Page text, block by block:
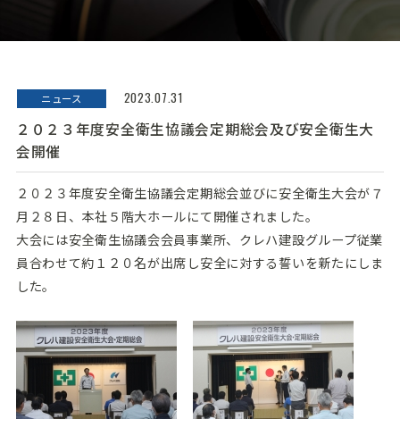
ニュース 2023.07.31
２０２３年度安全衛生協議会定期総会及び安全衛生大
会開催
２０２３年度安全衛生協議会定期総会並びに安全衛生大会が７
月２８日、本社５階大ホールにて開催されました。
大会には安全衛生協議会会員事業所、クレハ建設グループ従業
員合わせて約１２０名が出席し安全に対する誓いを新たにしま
した。